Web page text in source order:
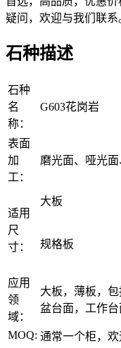
疑问，欢迎与我们联系
石种描述
石种
名
称：
G603花岗岩
表面
加
工：
磨光面、哑光
适用
尺
寸：
大板
规格板
应用
领
域：
大板，薄板，
盆台面，工作台
MOQ: 通常一个柜，欢